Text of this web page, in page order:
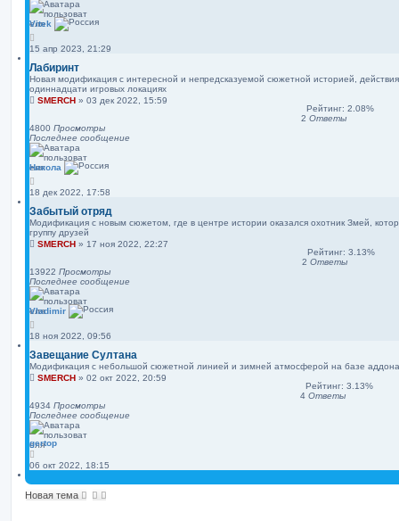
Vitek
15 апр 2023, 21:29
Лабиринт
Новая модификация с интересной и непредсказуемой сюжетной историей,
одиннадцати игровых локациях
SMERCH » 03 дек 2022, 15:59
Рейтинг: 2.08%
2 Ответы
4800 Просмотры
Последнее сообщение
Никола
18 дек 2022, 17:58
Забытый отряд
Модификация с новым сюжетом, где в центре истории оказался охотник Змей,
группу друзей
SMERCH » 17 ноя 2022, 22:27
Рейтинг: 3.13%
2 Ответы
13922 Просмотры
Последнее сообщение
Vladimir
18 ноя 2022, 09:56
Завещание Султана
Модификация с небольшой сюжетной линией и зимней атмосферой на базе
SMERCH » 02 окт 2022, 20:59
Рейтинг: 3.13%
4 Ответы
4934 Просмотры
Последнее сообщение
gertop
06 окт 2022, 18:15
Новая тема